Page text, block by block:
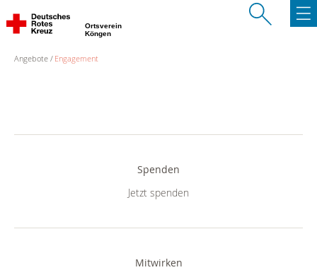
Ortsverein
Köngen
Angebote Engagement
Spenden
Jetzt spenden
Mitwirken